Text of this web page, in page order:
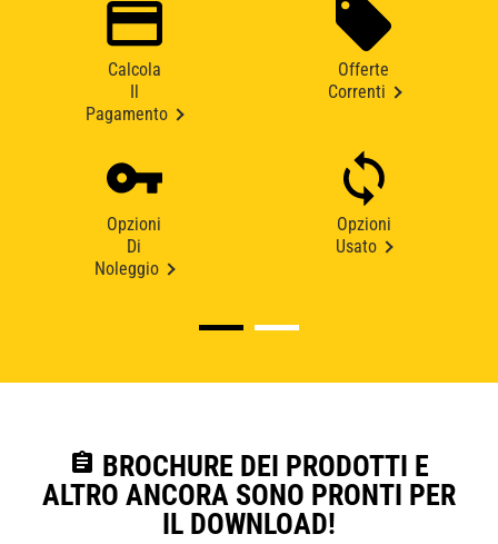
Calcola
Pagamento
Offerte
Correnti
Opzioni
Di
Noleggio
Opzioni
Usato
assignment BROCHURE DEI PRODOTTI E
ALTRO ANCORA SONO PRONTI PER
IL DOWNLOAD!